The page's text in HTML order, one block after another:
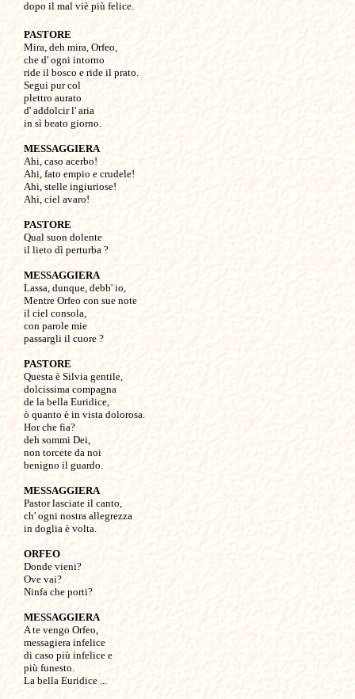
PASTORE
Mira, deh mira, Orfeo,
che d' ogni intorno
ride il bosco e ride il prato.
Segui pur col
plettro aurato
d' addolcir l' aria
in sì beato giorno.
MESSAGGIERA
Ahi, caso acerbo!
Ahi, fato empio e crudele!
Ahi, stelle ingiuriose!
Ahi, ciel avaro!
PASTORE
Qual suon dolente
il lieto dì perturba ?
MESSAGGIERA
Lassa, dunque, debb' io,
Mentre Orfeo con sue note
il ciel consola,
con parole mie
passargli il cuore ?
PASTORE
Questa è Silvia gentile,
dolcissima compagna
de la bella Euridice,
ò quanto è in vista dolorosa.
Hor che fia?
deh sommi Dei,
non torcete da noi
benigno il guardo.
MESSAGGIERA
Pastor lasciate il canto,
ch' ogni nostra allegrezza
in doglia è volta.
ORFEO
Donde vieni?
Ove vai?
Ninfa che porti?
MESSAGGIERA
A te vengo Orfeo,
messagiera infelice
di caso più infelice e
più funesto.
La bella Euridice ...